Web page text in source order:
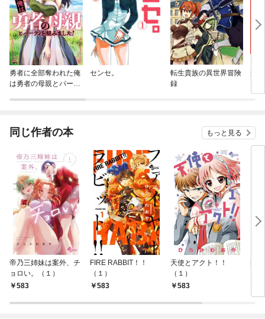
勇者に全部奪われた俺
は勇者の母親とパーテ
センセ。
転生貴族の異世界冒険
録
追
領
で
拓
同じ作者の本 もっと見る
帝乃三姉妹は案外、チ
ョロい。（１）
583
FIRE RABBIT！！
（１）
583
天使とアクト！！
（１）
583